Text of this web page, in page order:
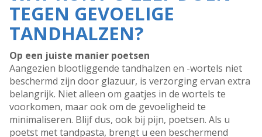
TEGEN GEVOELIGE
TANDHALZEN?
Op een juiste manier poetsen
Aangezien blootliggende tandhalzen en -wortels niet
beschermd zijn door glazuur, is verzorging ervan extra
belangrijk. Niet alleen om gaatjes in de wortels te
voorkomen, maar ook om de gevoeligheid te
minimaliseren. Blijf dus, ook bij pijn, poetsen. Als u
poetst met tandpasta, brengt u een beschermend